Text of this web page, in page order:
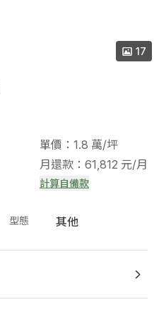
17
單價：1.8 萬/坪
月還款：61,812 元/月
計算自備款
型態 其他